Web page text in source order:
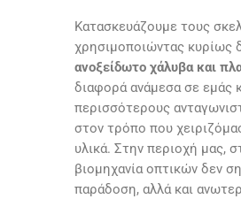
Κατασκευάζουμε τους
χρησιμοποιώντας κυρίως
ανοξείδωτο χάλυβα και
διαφορά ανάμεσα σε εμάς
περισσότερους
στον τρόπο που
υλικά. Στην περιοχή μας,
βιομηχανία οπτικών δεν
παράδοση, αλλά και